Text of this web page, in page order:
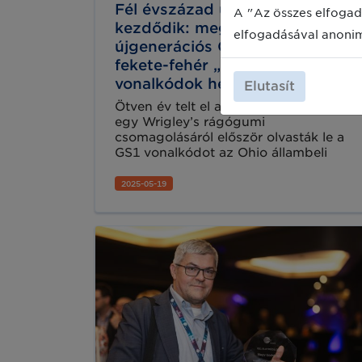
Fél évszázad után új korszak
kezdődik: megérkeznek az
újgenerációs QR kódok a
fekete-fehér „csíkos”
vonalkódok helyett
Ötven év telt el azóta, hogy 1974-ben
egy Wrigley’s rágógumi
csomagolásáról először olvasták le a
GS1 vonalkódot az Ohio állambeli
szupermarket kasszájánál. Azóta a
mint 25 iparágban, napi tízmilliárd
leolvasással segítik a gyorsabb,
biztonságosabb kereskedelmet.
2025-05-19
A "Az összes
elfogadásával
Elutasít